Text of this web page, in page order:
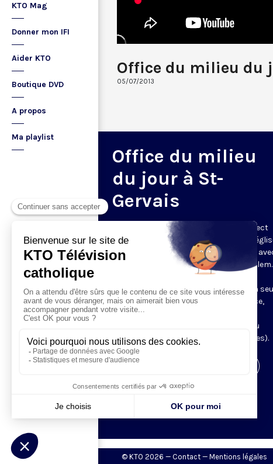
KTO Mag
Donner mon IFI
Aider KTO
Boutique DVD
A propos
Ma playlist
Office du milieu du
05/07/2013
Office du milieu
du jour à St-
Gervais
Du mardi au samedi, KTO diffuse en direct
l’office du milieu du jour, en direct de
Saint-Gervais-Saint-Protais (Paris 4e),
les Fraternités Monastiques de Jérusalem.
L’Office du Milieu du Jour regroupe, en
particulier, «au milieu du jour» et en un
office, les heures monastiques de Tierce,
Sexte et None. Il permet à l’Église de
retrouver son Seigneur entre l’office du
matin (Laudes) et l’office du soir (Vêpres).
© KTO 2026 — Contact — Mentions légales